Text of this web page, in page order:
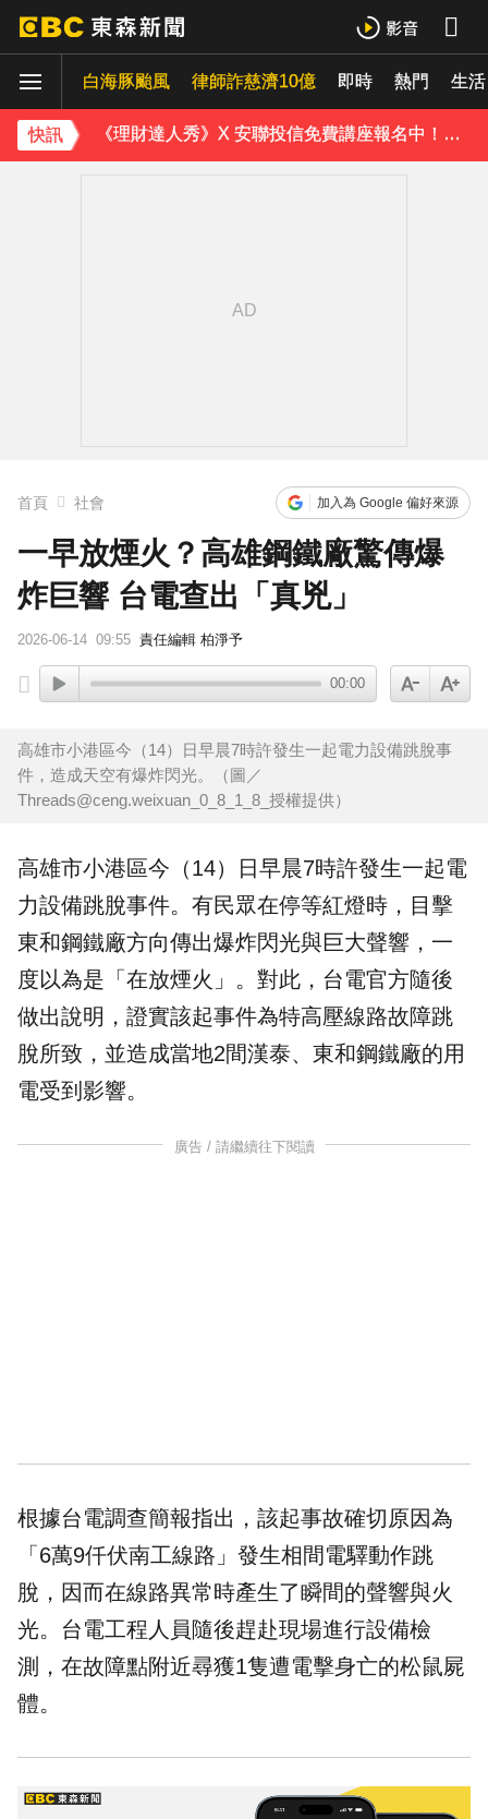
白海豚颱風 律師詐慈濟10億 即時 熱門 生活
快訊
下載東森App，隨時掌握天下大小事！
解放軍擬「失能戰」癱瘓北市？ 專家：須提升城鎮韌性
《理財達人秀》X 安聯投信免費講座報名中！搶先卡位 2027
首頁 社會 加入為 Google 偏好來源
一早放煙火？高雄鋼鐵廠驚傳爆
炸巨響 台電查出「真兇」
2026-06-14 09:55 責任編輯 柏淨予
00:00
高雄市小港區今（14）日早晨7時許發生一起電力設備跳脫事
件，造成天空有爆炸閃光。（圖／
Threads@ceng.weixuan_0_8_1_8_授權提供）
高雄市小港區今（14）日早晨7時許發生一起電
力設備跳脫事件。有民眾在停等紅燈時，目擊
東和鋼鐵廠方向傳出爆炸閃光與巨大聲響，一
度以為是「在放煙火」。對此，台電官方隨後
做出說明，證實該起事件為特高壓線路故障跳
脫所致，並造成當地2間漢泰、東和鋼鐵廠的用
電受到影響。
廣告 / 請繼續往下閱讀
根據台電調查簡報指出，該起事故確切原因為
「6萬9仟伏南工線路」發生相間電驛動作跳
脫，因而在線路異常時產生了瞬間的聲響與火
光。台電工程人員隨後趕赴現場進行設備檢
測，在故障點附近尋獲1隻遭電擊身亡的松鼠屍
體。